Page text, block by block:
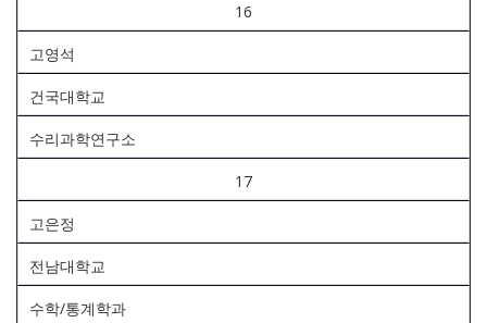
16
고영석
건국대학교
수리과학연구소
17
고은정
전남대학교
수학/통계학과